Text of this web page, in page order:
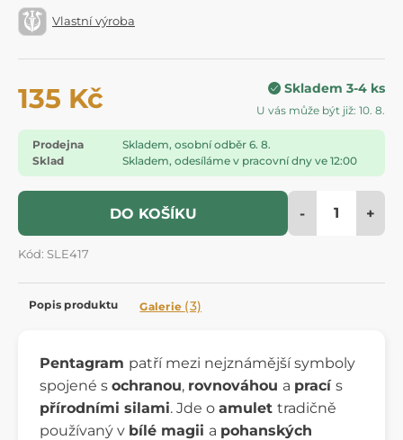
Vlastní výroba
135 Kč Skladem 3-4 ks
U vás může být již: 10. 8.
Prodejna
Skladem, osobní odběr 6. 8.
Sklad
Skladem, odesíláme v pracovní dny ve 12:00
DO KOŠÍKU - +
Kód: SLE417
Popis produktu Galerie (3)
Pentagram patří mezi nejznámější symboly
spojené s ochranou, rovnováhou a prací s
přírodními silami. Jde o amulet tradičně
používaný v bílé magii a pohanských